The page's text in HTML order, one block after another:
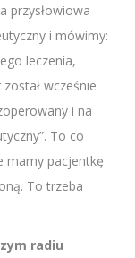
przysłowiowa
i mówimy:
leczenia,
wcześnie
i na
To co
mamy pacjentkę
To trzeba
radiu